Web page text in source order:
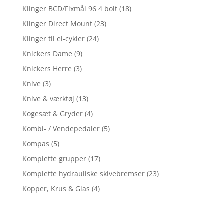
Klinger BCD/Fixmål 96 4 bolt (18)
Klinger Direct Mount (23)
Klinger til el-cykler (24)
Knickers Dame (9)
Knickers Herre (3)
Knive (3)
Knive & værktøj (13)
Kogesæt & Gryder (4)
Kombi- / Vendepedaler (5)
Kompas (5)
Komplette grupper (17)
Komplette hydrauliske skivebremser (23)
Kopper, Krus & Glas (4)